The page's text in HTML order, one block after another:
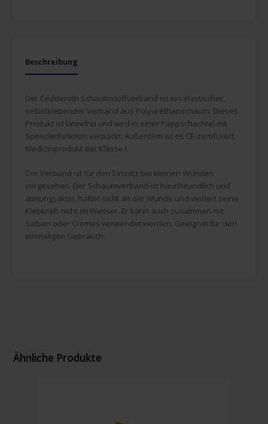
Beschreibung
Der Cedderoth Schaumstoffverband ist ein elastischer,
selbstklebender Verband aus Polyurethanschaum. Dieses
Produkt ist latexfrei und wird in einer Pappschachtel mit
Spenderfunktion verpackt. Außerdem ist es CE-zertifiziert,
Medizinprodukt der Klasse I.
Der Verband ist für den Einsatz bei kleinen Wunden
vorgesehen. Der Schaumverband ist hautfreundlich und
atmungsaktiv, haftet nicht an der Wunde und verliert seine
Klebkraft nicht im Wasser. Er kann auch zusammen mit
Salben oder Cremes verwendet werden. Geeignet für den
einmaligen Gebrauch.
Ähnliche Produkte